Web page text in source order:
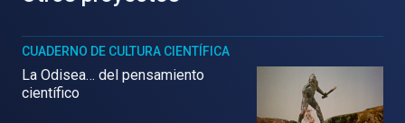
CUADERNO DE CULTURA CIENTÍFICA
La Odisea… del pensamiento
científico